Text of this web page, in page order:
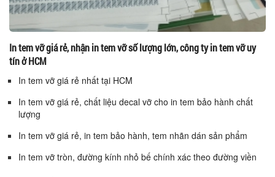
In tem vỡ giá rẻ, nhận in tem vỡ số lượng lớn, công ty in tem vỡ uy
tín ở HCM
In tem vỡ giá rẻ nhất tại HCM
In tem vỡ giá rẻ, chất liệu decal vỡ cho in tem bảo hành chất
lượng
In tem vỡ giá rẻ, in tem bảo hành, tem nhãn dán sản phẩm
In tem vỡ tròn, đường kính nhỏ bế chính xác theo đường viền